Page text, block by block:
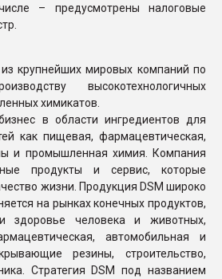
– предусмотрены налоговые
крупнейших мировых компаний по
высокотехнологичных
химикатов.
в области ингредиентов для
как пищевая, фармацевтическая,
и промышленная химия. Компания
продукты и сервис, которые
жизни. Продукция DSM широко
на рынках конечных продуктов,
здоровье человека и животных,
автомобильная и
резины, строительство,
Стратегия DSM под названием